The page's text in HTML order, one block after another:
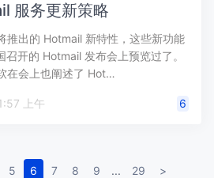
服务更新策略
推出的 Hotmail 新特性，这些新功能
开的 Hotmail 发布会上预览过了。
在会上也阐述了 Hot…
10 月 30 日, 11:57 上午 6
5 6 7 8 9 ... 29 >